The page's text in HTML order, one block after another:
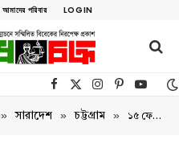
আমাদের পরিবার LOGIN
Facebook
X (Twitter)Instagram
Pinterest
» সারাদেশ » চট্টগ্রাম » ১৫ ফেব্রুয়ারী পটিয়ায় হযরত মকবুল শাহ্ (রাহ.) বার্ষিক ওরশ